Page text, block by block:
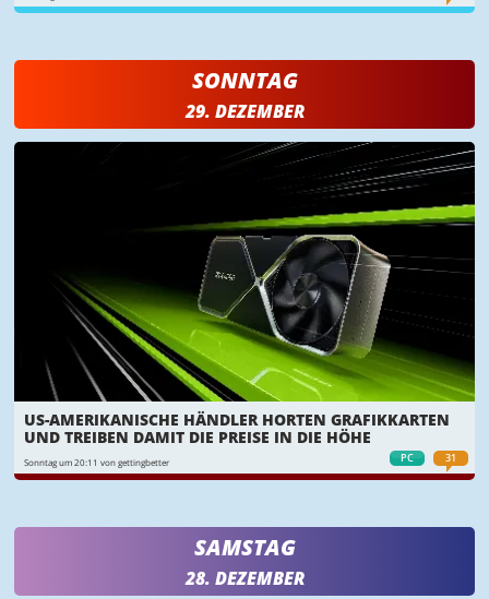
SONNTAG
29. DEZEMBER
PC 31
US-AMERIKANISCHE HÄNDLER HORTEN GRAFIKKARTEN
UND TREIBEN DAMIT DIE PREISE IN DIE HÖHE
Sonntag um 20:11 von gettingbetter
SAMSTAG
28. DEZEMBER